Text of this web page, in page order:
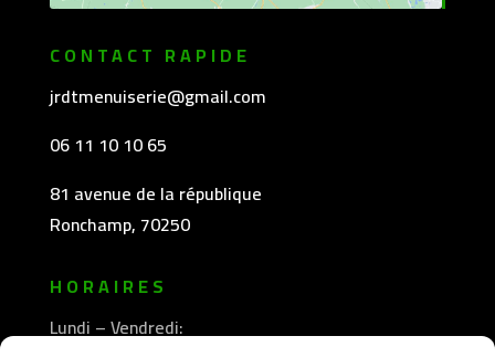
CONTACT RAPIDE
jrdtmenuiserie@gmail.com
06 11 10 10 65
81 avenue de la république
Ronchamp, 70250
HORAIRES
Lundi – Vendredi: